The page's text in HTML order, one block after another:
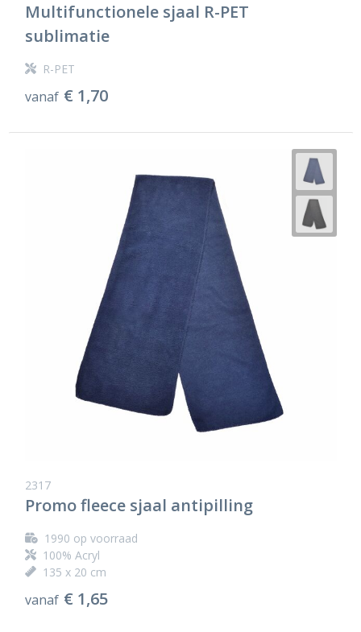
Multifunctionele sjaal R-PET
sublimatie
R-PET
vanaf € 1,70
2317
Promo fleece sjaal antipilling
1990 op voorraad
100% Acryl
135 x 20 cm
vanaf € 1,65